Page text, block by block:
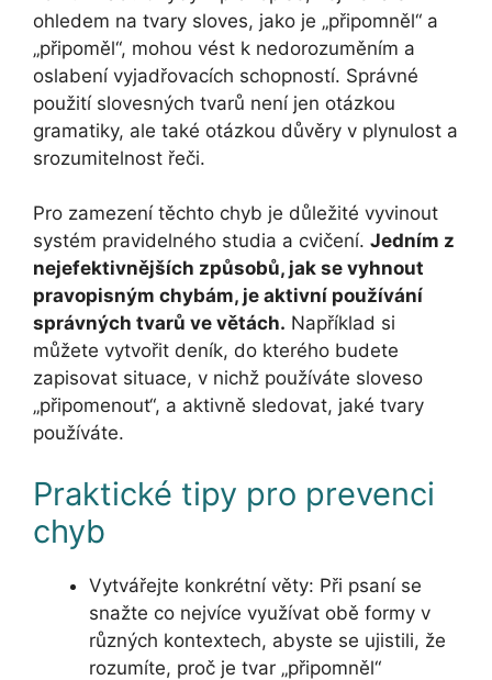
ohledem na tvary sloves, jako je „připomněl“ a
„připoměl“, mohou vést k nedorozuměním a
oslabení vyjadřovacích schopností. Správné
použití slovesných tvarů není jen otázkou
gramatiky, ale také otázkou důvěry v plynulost a
srozumitelnost řeči.
Pro zamezení těchto chyb je důležité vyvinout
systém pravidelného studia a cvičení. Jedním z
nejefektivnějších způsobů, jak se vyhnout
pravopisným chybám, je aktivní používání
správných tvarů ve větách. Například si
můžete vytvořit deník, do kterého budete
zapisovat situace, v nichž používáte sloveso
„připomenout“, a aktivně sledovat, jaké tvary
používáte.
Praktické tipy pro prevenci
chyb
Vytvářejte konkrétní věty: Při psaní se
snažte co nejvíce využívat obě formy v
různých kontextech, abyste se ujistili, že
rozumíte, proč je tvar „připomněl“